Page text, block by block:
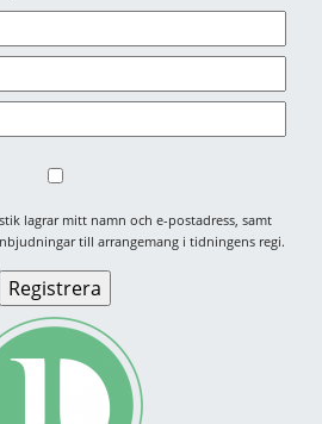
lagrar mitt namn och e-postadress, samt
till arrangemang i tidningens regi.